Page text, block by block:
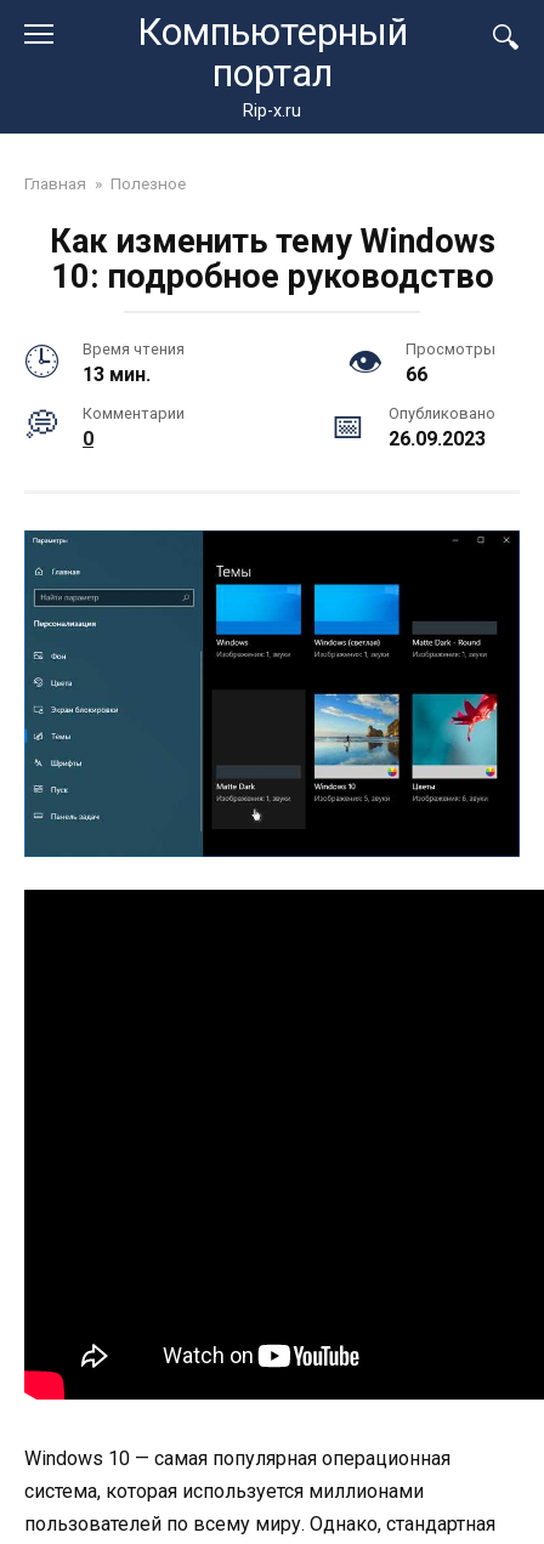
Компьютерный
портал
Rip-x.ru
Главная » Полезное
Как изменить тему Windows
10: подробное руководство
Время чтения
13 мин.
Просмотры
66
Комментарии
0
Опубликовано
26.09.2023
Windows 10 — самая популярная операционная
система, которая используется миллионами
пользователей по всему миру. Однако, стандартная